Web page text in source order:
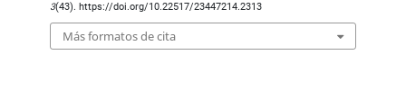
3(43). https://doi.org/10.22517/23447214.2313
Más formatos de cita